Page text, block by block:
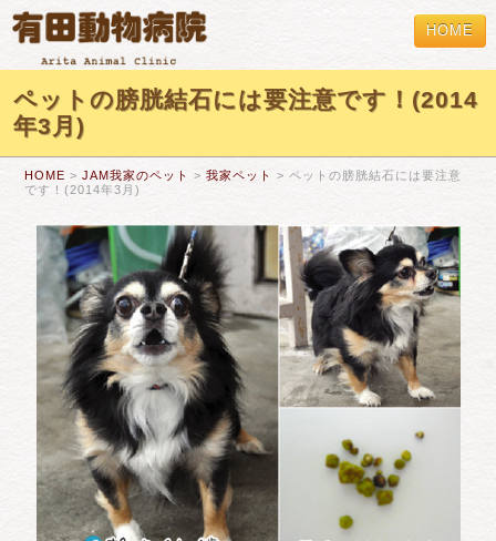
HOME
ペットの膀胱結石には要注意です！(2014
年3月)
HOME >JAM我家のペット >我家ペット > ペットの膀胱結石には要注意
です！(2014年3月)